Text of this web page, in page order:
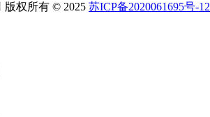
版权所有 © 2025 苏ICP备2020061695号-12